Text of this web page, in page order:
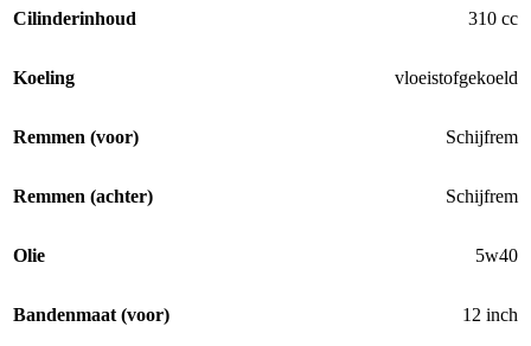
Cilinderinhoud 310 cc
Koeling vloeistofgekoeld
Remmen (voor) Schijfrem
Remmen (achter) Schijfrem
Olie 5w40
Bandenmaat (voor) 12 inch